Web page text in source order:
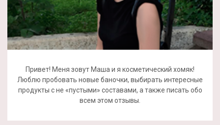
Привет! Меня зовут Маша и я косметический хомяк!
Люблю пробовать новые баночки, выбирать интересные
продукты с не «пустыми» составами, а также писать обо
всем этом отзывы.